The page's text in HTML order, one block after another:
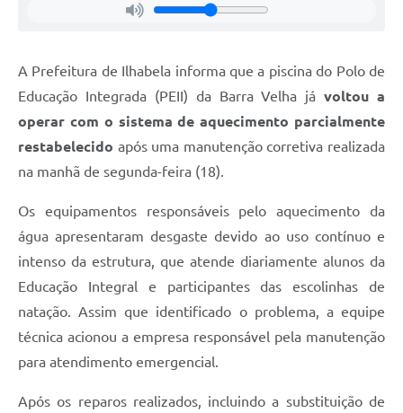
A Prefeitura de Ilhabela informa que a piscina do Polo de
Educação Integrada (PEII) da Barra Velha jávoltou a
operar com o sistema de aquecimento parcialmente
restabelecido após uma manutenção corretiva realizada
na manhã de segunda-feira (18).
Os equipamentos responsáveis pelo aquecimento da
água apresentaram desgaste devido ao uso contínuo e
intenso da estrutura, que atende diariamente alunos da
Educação Integral e participantes das escolinhas de
natação. Assim que identificado o problema, a equipe
técnica acionou a empresa responsável pela manutenção
para atendimento emergencial.
Após os reparos realizados, incluindo a substituição de